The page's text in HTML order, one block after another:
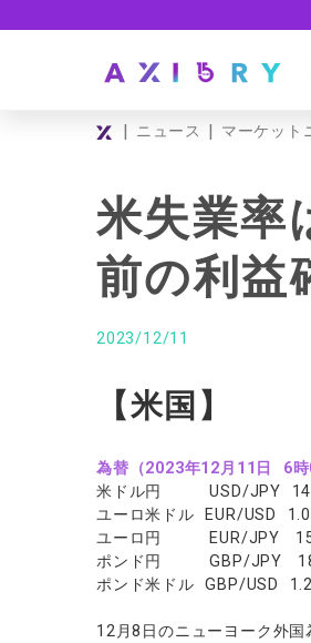
| ニュース | マーケット
米失業率
前の利益
2023/12/11
【米国】
為替（2023年12月11日 6時
米ドル円 USD/JPY
ユーロ米ドル EUR/USD
ユーロ円 EUR/JPY
ポンド円 GBP/JPY
ポンド米ドル GBP/USD
12月8日のニューヨーク外